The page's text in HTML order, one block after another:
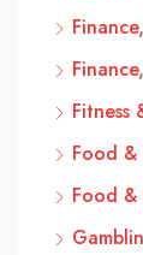
Fitness
Food
Food &